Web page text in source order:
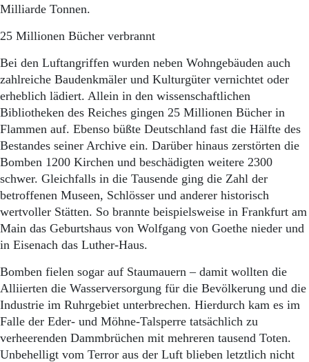
Milliarde Tonnen.
25 Millionen Bücher verbrannt
Bei den Luftangriffen wurden neben Wohngebäuden auch
zahlreiche Baudenkmäler und Kulturgüter vernichtet oder
erheblich lädiert. Allein in den wissenschaftlichen
Bibliotheken des Reiches gingen 25 Millionen Bücher in
Flammen auf. Ebenso büßte Deutschland fast die Hälfte des
Bestandes seiner Archive ein. Darüber hinaus zerstörten die
Bomben 1200 Kirchen und beschädigten weitere 2300
schwer. Gleichfalls in die Tausende ging die Zahl der
betroffenen Museen, Schlösser und anderer historisch
wertvoller Stätten. So brannte beispielsweise in Frankfurt am
Main das Geburtshaus von Wolfgang von Goethe nieder und
in Eisenach das Luther-Haus.
Bomben fielen sogar auf Staumauern – damit wollten die
Alliierten die Wasserversorgung für die Bevölkerung und die
Industrie im Ruhrgebiet unterbrechen. Hierdurch kam es im
Falle der Eder- und Möhne-Talsperre tatsächlich zu
verheerenden Dammbrüchen mit mehreren tausend Toten.
Unbehelligt vom Terror aus der Luft blieben letztlich nicht